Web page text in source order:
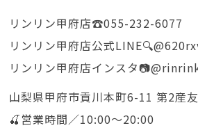
リンリン甲府店☎️055-232-6077
リンリン甲府店公式
リンリン甲府店インスタ
山梨県甲府市貢川本町6-11 第2産
🍒営業時間／10:00〜20:00